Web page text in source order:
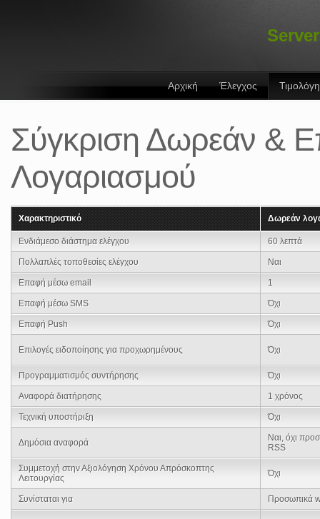
Αρχική Έλεγχος
Σύγκριση Δωρεάν &
Λογαριασμού
Χαρακτηριστικό Δωρεάν
Ενδιάμεσο διάστημα ελέγχου 60 λεπτά
Πολλαπλές τοποθεσίες ελέγχου Ναι
Επαφή μέσω email 1
Επαφή μέσω SMS Όχι
Επαφή Push Όχι
Επιλογές ειδοποίησης για προχωρημένους Όχι
Προγραμματισμός συντήρησης Όχι
Αναφορά διατήρησης 1 χρόνος
Τεχνική υποστήριξη Όχι
Δημόσια αναφορά
Ναι, όχι
RSS
Συμμετοχή στην Αξιολόγηση Χρόνου Απρόσκοπτης
Λειτουργίας
Όχι
Συνίσταται για Προσωπικά